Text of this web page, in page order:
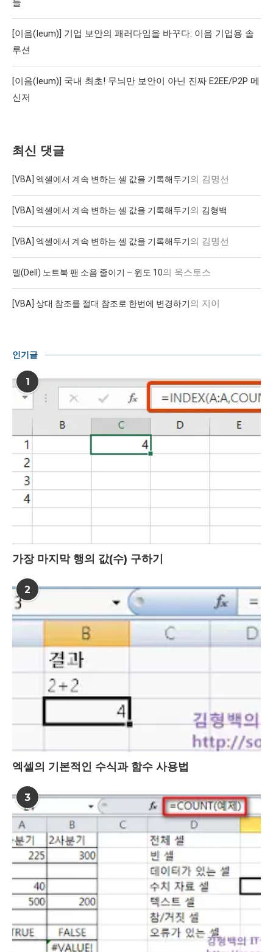
들
[이음(Ieum)] 기업 보안의 패러다임을 바꾸다: 이음 기업용 솔
루션
[이음(Ieum)] 국내 최초! 무늬만 보안이 아닌 진짜 E2EE/P2P 메
신저
최신 댓글
[VBA] 엑셀에서 계속 변하는 셀 값을 기록해두기의 김명선
[VBA] 엑셀에서 계속 변하는 셀 값을 기록해두기의 김형백
[VBA] 엑셀에서 계속 변하는 셀 값을 기록해두기의 김명선
델(Dell) 노트북 팬 소음 줄이기 – 윈도 10의 욱스토스
[VBA] 상대 참조를 절대 참조로 한번에 변경하기의 지이
인기글
1
가장 마지막 행의 값(수) 구하기
2
엑셀의 기본적인 수식과 함수 사용법
3